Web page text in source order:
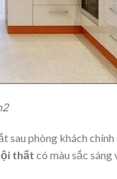
phòng khách
thất có màu sắc